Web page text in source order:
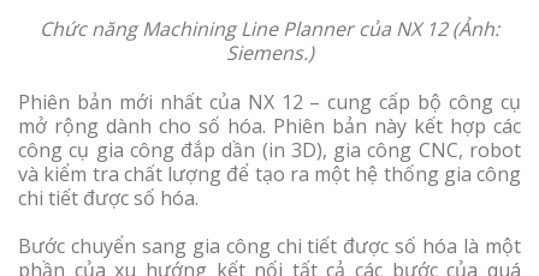
Chức năng Machining Line Planner của NX 12 (Ảnh:
Siemens.)
Phiên bản mới nhất của NX 12 – cung cấp bộ công cụ
mở rộng dành cho số hóa. Phiên bản này kết hợp các
công cụ gia công đắp dần (in 3D), gia công CNC, robot
và kiểm tra chất lượng để tạo ra một hệ thống gia công
chi tiết được số hóa.
Bước chuyển sang gia công chi tiết được số hóa là một
phần của xu hướng kết nối tất cả các bước của quá